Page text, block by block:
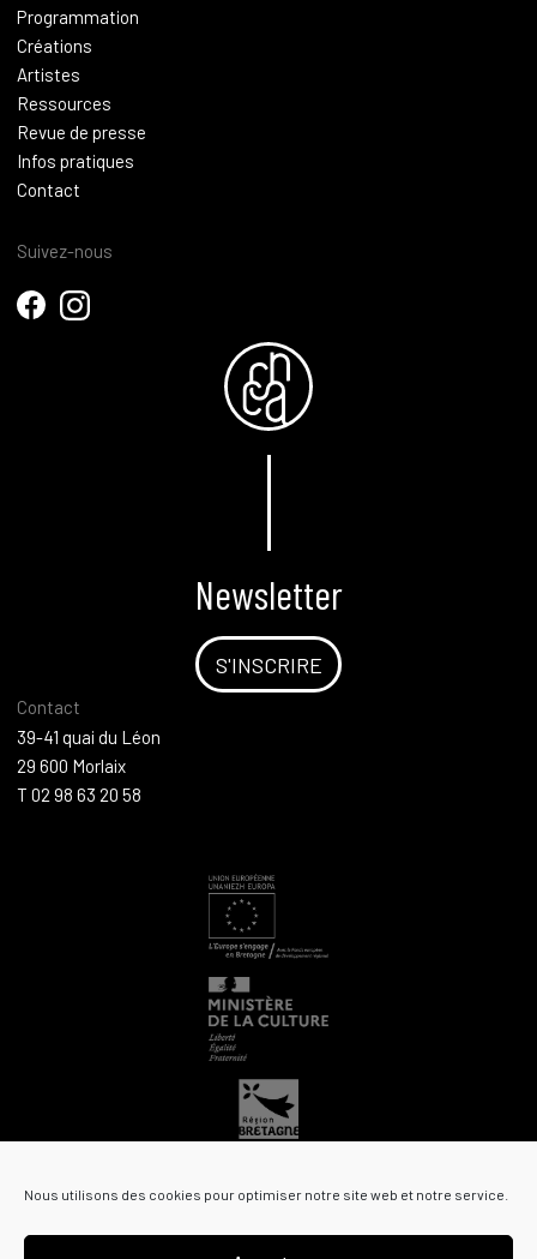
Nous utilisons des cookies pour optimiser notre site web et notre service.
Programmation
Créations
Artistes
Ressources
Revue de presse
Infos pratiques
Contact
Suivez-nous
Newsletter
S'INSCRIRE
Contact
39-41 quai du Léon
29 600 Morlaix
T 02 98 63 20 58